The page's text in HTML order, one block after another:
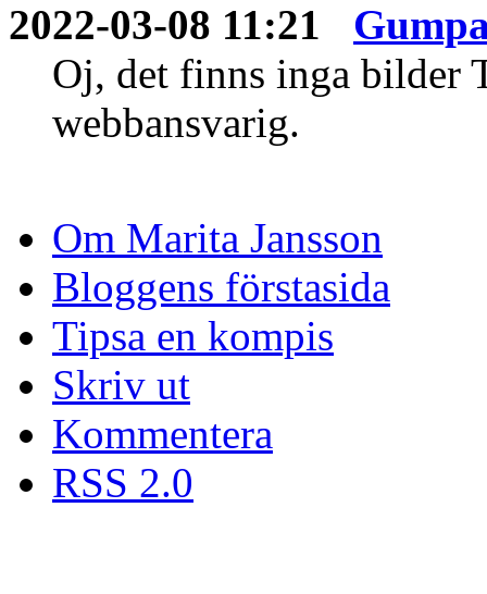
2022-03-08 11:21
Oj, det finns inga bilder
webbansvarig.
Om Marita Jansson
Bloggens förstasida
Tipsa en kompis
Skriv ut
Kommentera
RSS 2.0